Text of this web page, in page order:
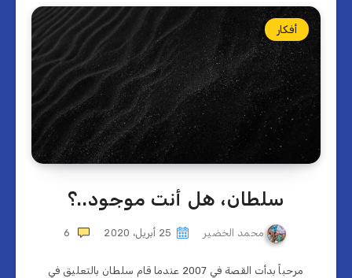
أفكار
سلطان، هل أنت موجود..؟
محمد الخضير 25 أبريل، 2020 6
مرحباً بدأت القصة في 2007 عندما قام سلطان بالتعليق في